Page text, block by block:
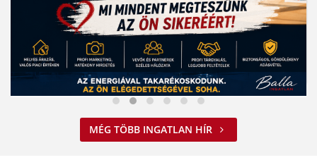
Nem spórolunk az energiával
MÉG TÖBB INGATLAN HÍR